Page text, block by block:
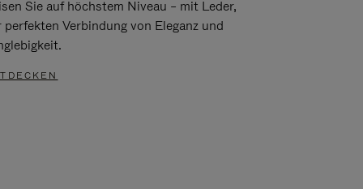
Sie auf höchstem Niveau – mit Leder,
perfekten Verbindung von Eleganz und